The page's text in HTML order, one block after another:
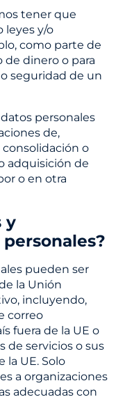
tener que
leyes y/o
como parte de
de dinero o para
seguridad de un
personales
de,
o
adquisición de
o en otra
y
pueden ser
la Unión
incluyendo,
correo
fuera de la UE o
de servicios o sus
la UE. Solo
a organizaciones
adecuadas con